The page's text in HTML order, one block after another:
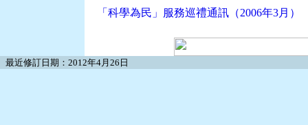
「科學為民」服務巡禮通訊（2006年3月）
最近修訂日期：2012年4月26日